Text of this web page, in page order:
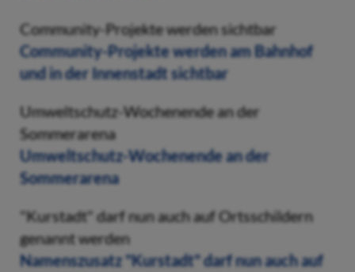
Community-Projekte werden sichtbar
Community-Projekte werden am Bahnhof
und in der Innenstadt sichtbar
Umweltschutz-Wochenende an der
Sommerarena
Umweltschutz-Wochenende an der
Sommerarena
"Kurstadt" darf nun auch auf Ortsschildern
genannt werden
Namenszusatz "Kurstadt" darf nun auch auf